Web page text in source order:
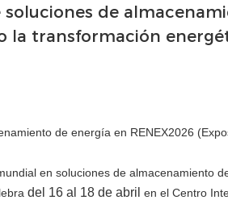
de
la transformación
en soluciones de almacenamiento
del 16 al 18 de abril en el Centro